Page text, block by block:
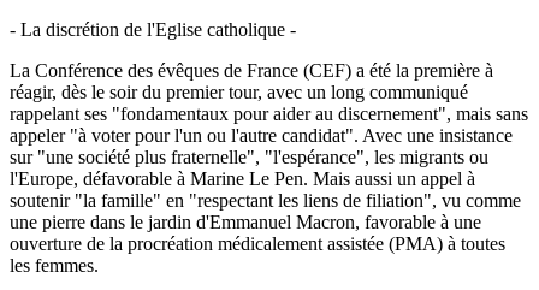
- La discrétion de l'Eglise catholique -
La Conférence des évêques de France (CEF) a été la première à
réagir, dès le soir du premier tour, avec un long communiqué
rappelant ses "fondamentaux pour aider au discernement", mais sans
appeler "à voter pour l'un ou l'autre candidat". Avec une insistance
sur "une société plus fraternelle", "l'espérance", les migrants ou
l'Europe, défavorable à Marine Le Pen. Mais aussi un appel à
soutenir "la famille" en "respectant les liens de filiation", vu comme
une pierre dans le jardin d'Emmanuel Macron, favorable à une
ouverture de la procréation médicalement assistée (PMA) à toutes
les femmes.